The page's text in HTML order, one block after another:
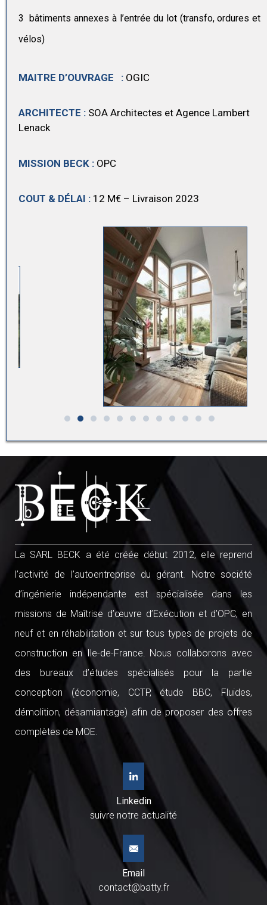
3 bâtiments annexes à l’entrée du lot (transfo, ordures et
vélos)
MAITRE D’OUVRAGE : OGIC
ARCHITECTE : SOA Architectes et Agence Lambert
Lenack
MISSION BECK : OPC
COUT & DÉLAI : 12 M€ – Livraison 2023
La SARL BECK a été créée début 2012, elle reprend
l’activité de l’autoentreprise du gérant. Notre société
d’ingénierie indépendante est spécialisée dans les
missions de Maîtrise d’œuvre d’Exécution et d’OPC, en
neuf et en réhabilitation et sur tous types de projets de
construction en Ile-de-France. Nous collaborons avec
des bureaux d’études spécialisés pour la partie
conception (économie, CCTP, étude BBC, Fluides,
démolition, désamiantage) afin de proposer des offres
complètes de MOE.
Linkedin
suivre notre actualité
Email
contact@batty.fr